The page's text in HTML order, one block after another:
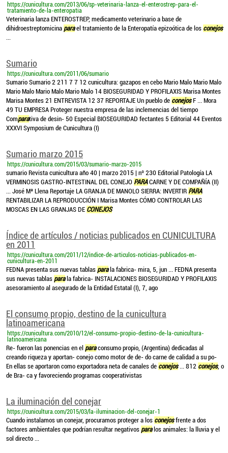
https://cunicultura.com/2013/06/sp-veterinaria-lanza-el-enterostrep-para-el-
tratamiento-de-la-enteropatia
Veterinaria lanza ENTEROSTREP, medicamento veterinario a base de
dihidroestreptomicina parael tratamiento de la Enteropatía epizoótica de los conejos
...
Sumario
https://cunicultura.com/2011/06/sumario
Sumario Sumario 2 211 7 7 12 cunicultura: gazapos en cebo Mario Malo Mario Malo
Mario Malo Mario Malo Mario Malo 14 BIOSEGURIDAD Y PROFILAXIS Marisa Montes
Marisa Montes 21 ENTREVISTA 12 37 REPORTAJE Un pueblo de conejosF ... Mora
49 TU EMPRESA Proteger nuestra empresa de las inclemencias del tiempo
Comparativa de desin- 50 Especial BIOSEGURIDAD fectantes 5 Editorial 44 Eventos
XXXVI Symposium de Cunicultura (I)
Sumario marzo 2015
https://cunicultura.com/2015/03/sumario-marzo-2015
sumario Revista cunicultura año 40 | marzo 2015 | nº 230 Editorial Patología LA
VERMINOSIS GASTRO-INTESTINAL DEL CONEJO PARACARNE Y DE COMPAÑÍA (II)
... José Mª Llena Reportaje LA GRANJA DE MANOLO SIERRA: INVERTIR PARA
RENTABILIZAR LA REPRODUCCIÓN I Marisa Montes CÓMO CONTROLAR LAS
MOSCAS EN LAS GRANJAS DE CONEJOS
Índice de artículos / noticias publicados en CUNICULTURA
en 2011
https://cunicultura.com/2011/12/indice-de-articulos-noticias-publicados-en-
cunicultura-en-2011
FEDNA presenta sus nuevas tablas parala fabrica- mira, 5, jun ... FEDNA presenta
sus nuevas tablas parala fabrica- INSTALACIONES BIOSEGURIDAD Y PROFILAXIS
asesoramiento al asegurado de la Entidad Estatal (I), 7, ago
El consumo propio, destino de la cunicultura
latinoamericana
https://cunicultura.com/2010/12/el-consumo-propio-destino-de-la-cunicultura-
latinoamericana
Re- fueron las ponencias en el paraconsumo propio, (Argentina) dedicadas al
creando riqueza y aportan- conejo como motor de de- do carne de calidad a su po-
En ellas se aportaron como exportadora neta de canales de conejos... 812 conejos, o
de Bra- ca y favoreciendo programas cooperativistas
La iluminación del conejar
https://cunicultura.com/2015/03/la-iluminacion-del-conejar-1
Cuando instalamos un conejar, procuramos proteger a los conejosfrente a dos
factores ambientales que podrían resultar negativos paralos animales: la lluvia y el
sol directo ...